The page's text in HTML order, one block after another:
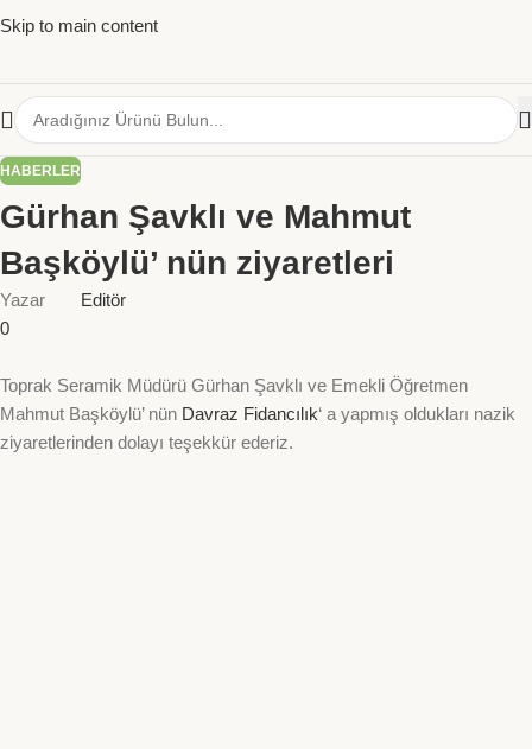
Skip to main content
HABERLER
Gürhan Şavklı ve Mahmut
Başköylü’ nün ziyaretleri
Yazar
Editör
0
Toprak Seramik Müdürü Gürhan Şavklı ve Emekli Öğretmen
Mahmut Başköylü’ nün Davraz Fidancılık‘ a yapmış oldukları nazik
ziyaretlerinden dolayı teşekkür ederiz.